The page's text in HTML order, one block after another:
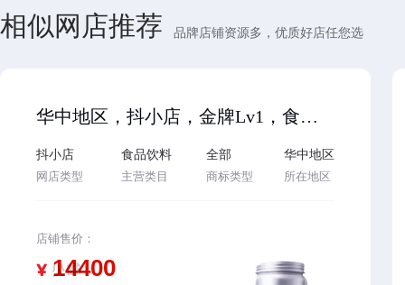
相似网店推荐 品牌店铺资源多，优质好店任您选
华中地区，抖小店，金牌Lv1，食品个体工商户店铺，2023年入驻，诚心出售，配合过户，欢迎咨询客服…
抖小店
网店类型
食品饮料
主营类目
全部
商标类型
华中地区
所在地区
店铺售价：
¥